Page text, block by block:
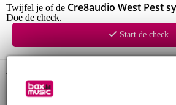
Twijfel je of de Cre8audio West Pest
Doe de check.
Start de check
Productinformatie
Cre8audio West Pest